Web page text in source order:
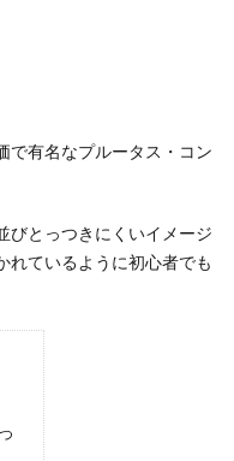
で有名なプルータス・コン
びとっつきにくいイメージ
れているように初心者でも